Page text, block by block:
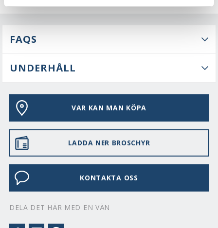
FAQS
UNDERHÅLL
VAR KAN MAN KÖPA
LADDA NER BROSCHYR
KONTAKTA OSS
DELA DET HÄR MED EN VÄN